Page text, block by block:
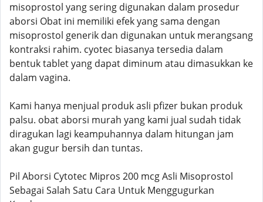
misoprostol yang sering digunakan dalam prosedur
aborsi Obat ini memiliki efek yang sama dengan
misoprostol generik dan digunakan untuk merangsang
kontraksi rahim. cyotec biasanya tersedia dalam
bentuk tablet yang dapat diminum atau dimasukkan ke
dalam vagina.
Kami hanya menjual produk asli pfizer bukan produk
palsu. obat aborsi murah yang kami jual sudah tidak
diragukan lagi keampuhannya dalam hitungan jam
akan gugur bersih dan tuntas.
Pil Aborsi Cytotec Mipros 200 mcg Asli Misoprostol
Sebagai Salah Satu Cara Untuk Menggugurkan